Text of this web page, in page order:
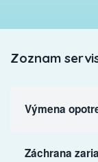
Zoznam
Výmena
Záchrana